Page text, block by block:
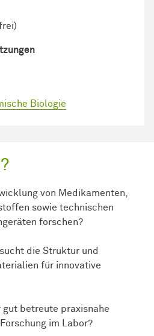
Biologie
von Medikamenten,
sowie technischen
forschen?
die Struktur und
für innovative
gut betreute praxisnahe
im Labor?